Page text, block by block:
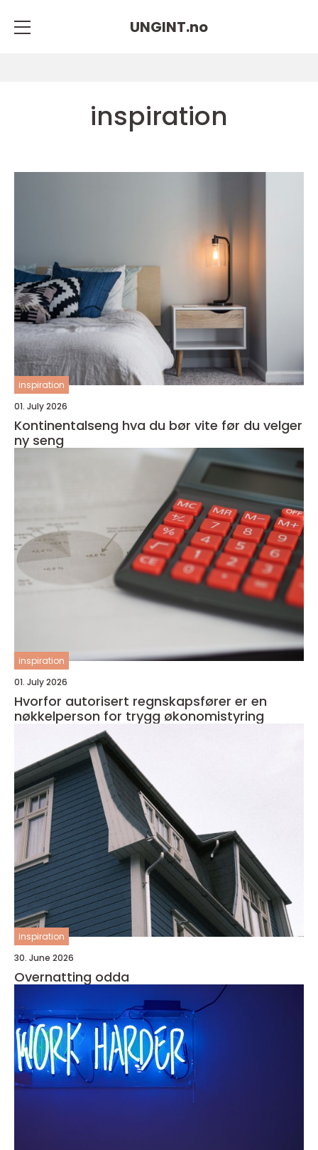
UNGINT.no
inspiration
inspiration
01. July 2026
Kontinentalseng hva du bør vite før du velger
ny seng
inspiration
01. July 2026
Hvorfor autorisert regnskapsfører er en
nøkkelperson for trygg økonomistyring
inspiration
30. June 2026
Overnatting odda